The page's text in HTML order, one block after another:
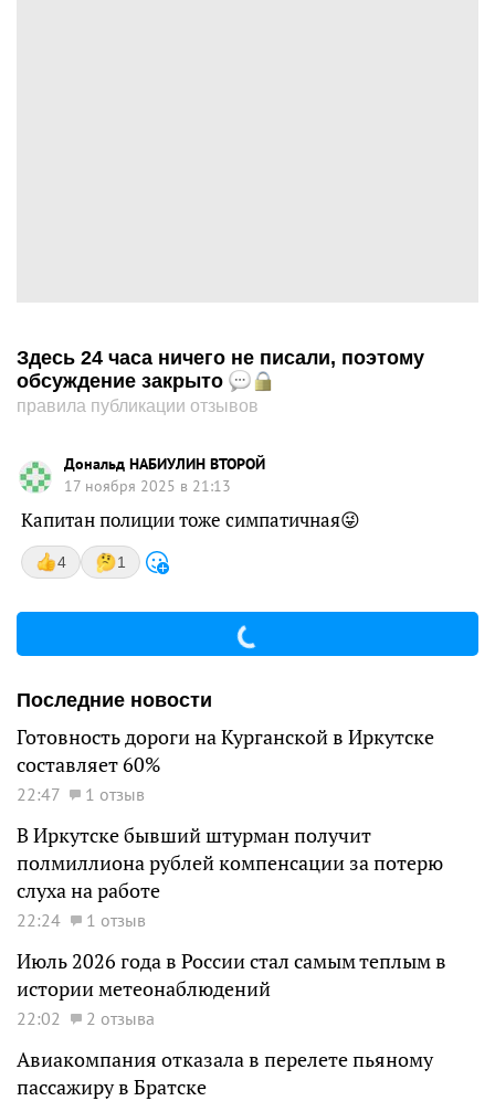
Здесь 24 часа ничего не писали, поэтому
обсуждение закрыто
правила публикации отзывов
Дональд НАБИУЛИН ВТОРОЙ
17 ноября 2025 в 21:13
Капитан полиции тоже симпатичная😜
4 1
Последние новости
Готовность дороги на Курганской в Иркутске
составляет 60%
22:47 1 отзыв
В Иркутске бывший штурман получит
полмиллиона рублей компенсации за потерю
слуха на работе
22:24 1 отзыв
Июль 2026 года в России стал самым теплым в
истории метеонаблюдений
22:02 2 отзыва
Авиакомпания отказала в перелете пьяному
пассажиру в Братске